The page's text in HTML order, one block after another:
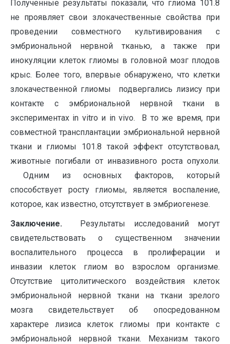
Полученные результаты показали, что глиома 101.8
не проявляет свои злокачественные свойства при
проведении совместного культивирования с
эмбриональной нервной тканью, а также при
инокуляции клеток глиомы в головной мозг плодов
крыс. Более того, впервые обнаружено, что клетки
злокачественной глиомы подвергались лизису при
контакте с эмбриональной нервной ткани в
экспериментах in vitro и in vivo. В то же время, при
совместной трансплантации эмбриональной нервной
ткани и глиомы 101.8 такой эффект отсутствовал,
животные погибали от инвазивного роста опухоли.
Одним из основных факторов, который
способствует росту глиомы, является воспаление,
которое, как известно, отсутствует в эмбриогенезе.
Заключение. Результаты исследований могут
свидетельствовать о существенном значении
воспалительного процесса в пролиферации и
инвазии клеток глиом во взрослом организме.
Отсутствие цитолитического воздействия клеток
эмбриональной нервной ткани на ткани зрелого
мозга свидетельствует об опосредованном
характере лизиса клеток глиомы при контакте с
эмбриональной нервной ткани. Механизм такого